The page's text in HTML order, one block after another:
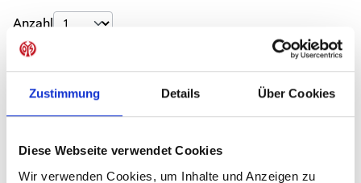
Zustimmung Details Über Cookies
Diese Webseite verwendet Cookies
Wir verwenden Cookies, um Inhalte und Anzeigen zu
Produkt Anzahl: Gib den gewünschten
Anzahl
Sofort verfügbar, Lieferzeit: 1-3 Tage
IN DEN WARENKORB